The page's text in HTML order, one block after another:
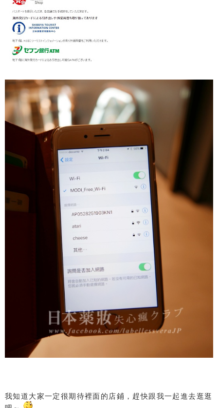
我知道大家一定很期待裡面的店鋪，趕快跟我一起進去逛逛